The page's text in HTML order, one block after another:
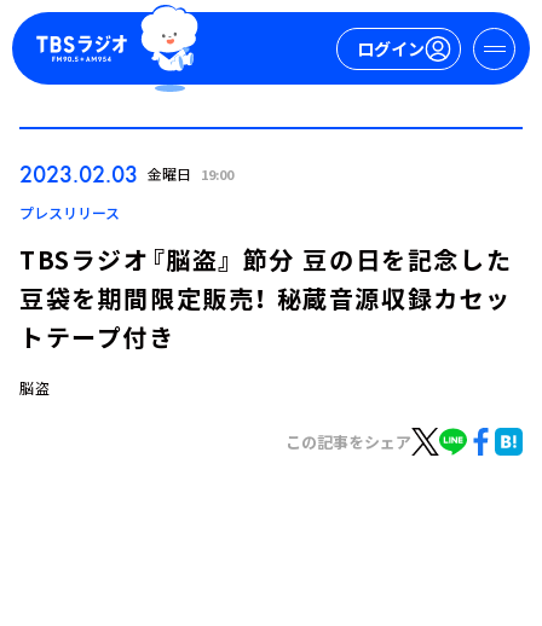
ログイン
2023.02.03 金曜日 19:00
プレスリリース
TBSラジオ『脳盗』 節分 豆の日を記念した
豆袋を期間限定販売！ 秘蔵音源収録カセッ
トテープ付き
脳盗
この記事をシェア